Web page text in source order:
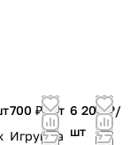
700 ₽/шт
Игрушка
6 200 ₽/
шт